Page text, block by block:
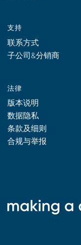
支持
联系方式
子公司&分销商
法律
版本说明
数据隐私
条款及细则
合规与举报